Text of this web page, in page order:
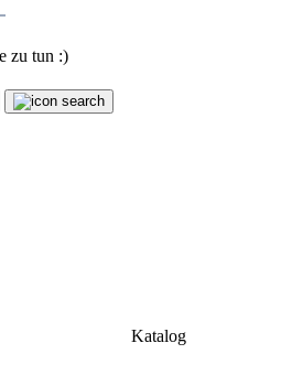
zu tun :)
Katalog